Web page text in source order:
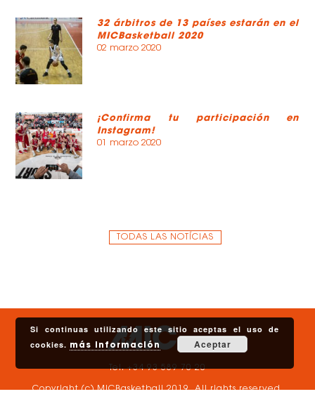
32 árbitros de 13 países estarán en el
MICBasketball 2020
02 marzo 2020
¡Confirma tu participación en
Instagram!
01 marzo 2020
TODAS LAS NOTÍCIAS
Tel. +34 93 589 70 20
Copyright (c) MICBasketball 2019. All rights reserved.
Si continuas utilizando este sitio aceptas el uso de
cookies. más información Aceptar